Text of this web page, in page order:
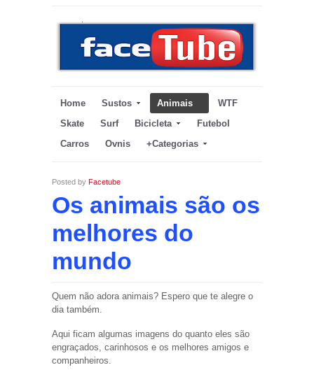
Home Sustos Animais
WTF
Skate
Surf Bicicleta
Futebol
Carros
Ovnis +Categorias
Posted by Facetube
Os animais são os
melhores do
mundo
Quem não adora animais? Espero que te alegre o
dia também.
Aqui ficam algumas imagens do quanto eles são
engraçados, carinhosos e os melhores amigos e
companheiros.